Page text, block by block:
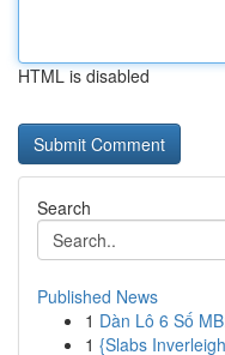
HTML is disabled
Search
Published News
1 Dàn Lô 6 Số
1 {Slabs